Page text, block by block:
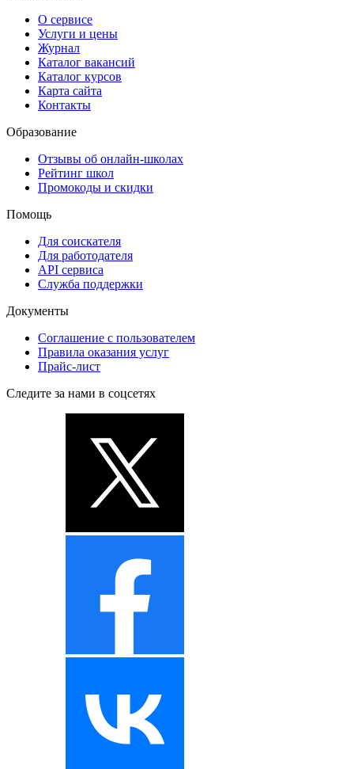
О сервисе
Услуги и цены
Журнал
Каталог вакансий
Каталог курсов
Карта сайта
Контакты
Образование
Отзывы об онлайн-школах
Рейтинг школ
Промокоды и скидки
Помощь
Для соискателя
Для работодателя
API сервиса
Служба поддержки
Документы
Соглашение с пользователем
Правила оказания услуг
Прайс-лист
Следите за нами в соцсетях